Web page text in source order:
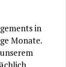
in
Monate.